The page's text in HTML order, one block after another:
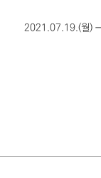
2021.07.19.(월)